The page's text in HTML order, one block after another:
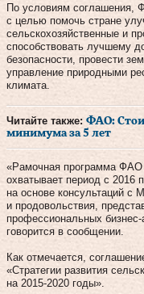
По условиям соглашения,
с целью помочь стране
сельскохозяйственные и
способствовать лучшему
безопасности, провести
управление природными
климата.
Читайте также: ФАО:
минимума за 5 лет
«Рамочная программа ФАО
охватывает период с 2016
на основе консультаций с
и продовольствия,
профессиональных
говорится в сообщении.
Как отмечается,
«Стратегии развития
на 2015-2020 годы».